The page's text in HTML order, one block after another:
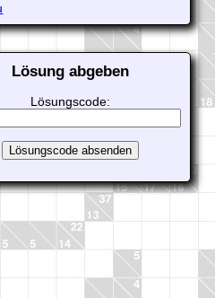
Lösung abgeben
Lösungscode: